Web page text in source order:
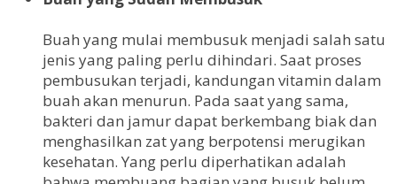
Buah yang mulai membusuk menjadi salah satu
jenis yang paling perlu dihindari. Saat proses
pembusukan terjadi, kandungan vitamin dalam
buah akan menurun. Pada saat yang sama,
bakteri dan jamur dapat berkembang biak dan
menghasilkan zat yang berpotensi merugikan
kesehatan. Yang perlu diperhatikan adalah